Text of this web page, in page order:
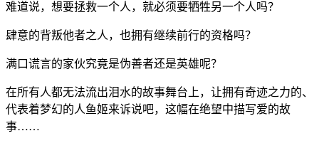
难道说，想要拯救一个人，就必须要牺牲另一个人吗？
肆意的背叛他者之人，也拥有继续前行的资格吗？
满口谎言的家伙究竟是伪善者还是英雄呢？
在所有人都无法流出泪水的故事舞台上，让拥有奇迹之力的、
代表着梦幻的人鱼姬来诉说吧，这幅在绝望中描写爱的故
事……